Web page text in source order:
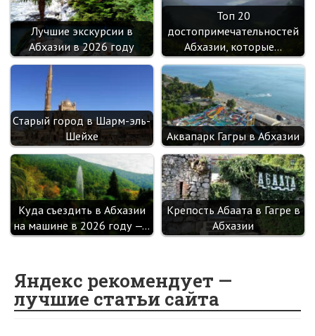
Лучшие экскурсии в
Абхазии в 2026 году
Топ 20
достопримечательностей
Абхазии, которые…
Старый город в Шарм-эль-
Шейхе
Аквапарк Гагры в Абхазии
Куда съездить в Абхазии
на машине в 2026 году —…
Крепость Абаата в Гагре в
Абхазии
Яндекс рекомендует —
лучшие статьи сайта